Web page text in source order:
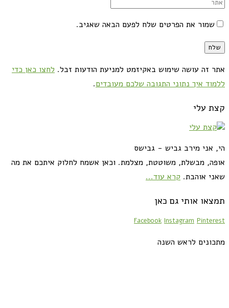
שמור את הפרטים שלח לפעם הבאה שאגיב.
אתר זה עושה שימוש באקיזמט למניעת הודעות זבל. לחצו כאן כדי
ללמוד איך נתוני התגובה שלכם מעובדים.
קצת עלי
הי, אני מירב גביש - גבישס
אופה, מבשלת, משוטטת, מצלמת. וכאן אשמח לחלוק איתכם את מה
שאני אוהבת. קרא עוד...
תמצאו אותי גם כאן
Facebook Instagram Pinterest
מתכונים לראש השנה